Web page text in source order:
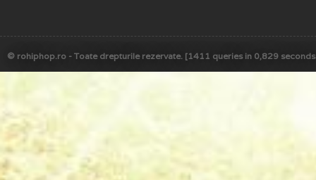
© rohiphop.ro - Toate drepturile rezervate. [1411 queries in 0,829